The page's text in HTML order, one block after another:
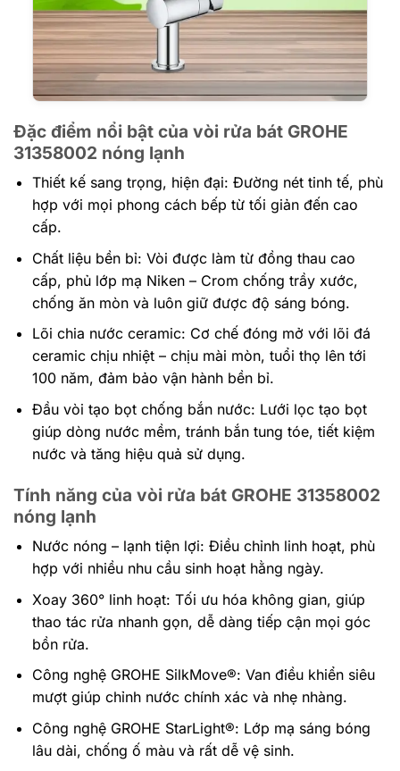
Đặc điểm nổi bật của vòi rửa bát GROHE
31358002 nóng lạnh
Thiết kế sang trọng, hiện đại: Đường nét tinh tế, phù
hợp với mọi phong cách bếp từ tối giản đến cao
cấp.
Chất liệu bền bỉ: Vòi được làm từ đồng thau cao
cấp, phủ lớp mạ Niken – Crom chống trầy xước,
chống ăn mòn và luôn giữ được độ sáng bóng.
Lõi chia nước ceramic: Cơ chế đóng mở với lõi đá
ceramic chịu nhiệt – chịu mài mòn, tuổi thọ lên tới
100 năm, đảm bảo vận hành bền bỉ.
Đầu vòi tạo bọt chống bắn nước: Lưới lọc tạo bọt
giúp dòng nước mềm, tránh bắn tung tóe, tiết kiệm
nước và tăng hiệu quả sử dụng.
Tính năng của vòi rửa bát GROHE 31358002
nóng lạnh
Nước nóng – lạnh tiện lợi: Điều chỉnh linh hoạt, phù
hợp với nhiều nhu cầu sinh hoạt hằng ngày.
Xoay 360° linh hoạt: Tối ưu hóa không gian, giúp
thao tác rửa nhanh gọn, dễ dàng tiếp cận mọi góc
bồn rửa.
Công nghệ GROHE SilkMove®: Van điều khiển siêu
mượt giúp chỉnh nước chính xác và nhẹ nhàng.
Công nghệ GROHE StarLight®: Lớp mạ sáng bóng
lâu dài, chống ố màu và rất dễ vệ sinh.